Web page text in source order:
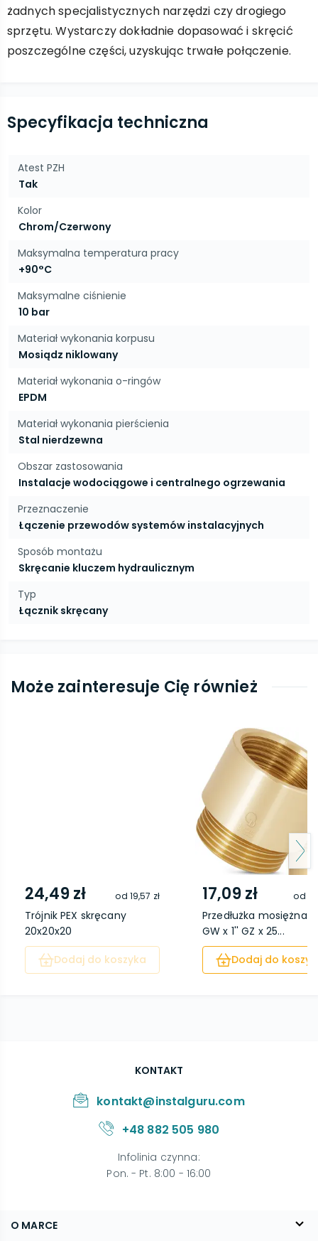
żadnych specjalistycznych narzędzi czy drogiego
sprzętu. Wystarczy dokładnie dopasować i skręcić
poszczególne części, uzyskując trwałe połączenie.
Specyfikacja techniczna
Atest PZH
Tak
Kolor
Chrom/Czerwony
Maksymalna temperatura pracy
+90°C
Maksymalne ciśnienie
10 bar
Materiał wykonania korpusu
Mosiądz niklowany
Materiał wykonania o-ringów
EPDM
Materiał wykonania pierścienia
Stal nierdzewna
Obszar zastosowania
Instalacje wodociągowe i centralnego ogrzewania
Przeznaczenie
Łączenie przewodów systemów instalacyjnych
Sposób montażu
Skręcanie kluczem hydraulicznym
Typ
Łącznik skręcany
Może zainteresuje Cię również
24,49 zł od 19,57 zł
Trójnik PEX skręcany
20x20x20
Dodaj do koszyka
17,09 zł od
Przedłużka mosiężna 1''
GW x 1'' GZ x 25...
Dodaj do
O MARCE
KONTAKT
kontakt@instalguru.com
+48 882 505 980
Infolinia czynna:
Pon. - Pt. 8:00 - 16:00